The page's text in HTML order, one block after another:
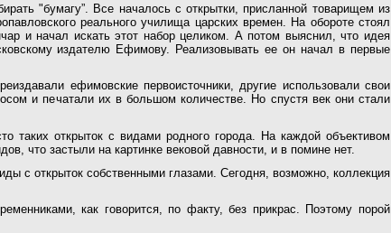
"бумагу”. Все началось с открытки, присланной товарищем из
реального училища царских времен. На обороте стоял
и начал искать этот набор целиком. А потом выяснил, что идея
издателю Ефимову. Реализовывать ее он начал в первые
ефимовские первоисточники, другие использовали свои
и печатали их в большом количестве. Но спустя век они стали
таких открыток с видами родного города. На каждой объективом
что застыли на картинке вековой давности, и в помине нет.
с открыток собственными глазами. Сегодня, возможно, коллекция
как говорится, по факту, без прикрас. Поэтому порой